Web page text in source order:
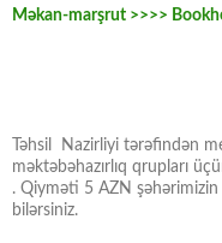
Məkan-marşrut >>>>
Təhsil Nazirliyi tərəfindən
məktəbəhazırlıq qrupları
. Qiyməti 5 AZN şəhərimizin
bilərsiniz.